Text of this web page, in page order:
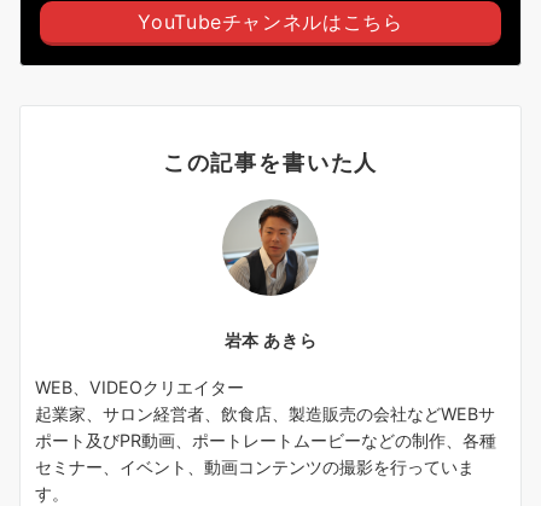
YouTubeチャンネルはこちら
この記事を書いた人
岩本 あきら
WEB、VIDEOクリエイター
起業家、サロン経営者、飲食店、製造販売の会社などWEBサ
ポート及びPR動画、ポートレートムービーなどの制作、各種
セミナー、イベント、動画コンテンツの撮影を行っていま
す。